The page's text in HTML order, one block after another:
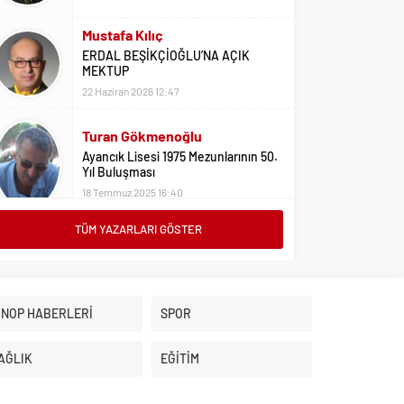
Mustafa Kılıç
ERDAL BEŞİKÇİOĞLU’NA AÇIK
MEKTUP
22 Haziran 2026 12:47
Turan Gökmenoğlu
Ayancık Lisesi 1975 Mezunlarının 50.
Yıl Buluşması
18 Temmuz 2025 16:40
Adil Yıldız
Üniversite Tercihleri İçin Öneriler
TÜM YAZARLARI GÖSTER
HABERLERİ SPOR
EĞİTİM